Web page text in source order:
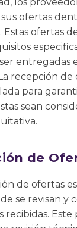
ofertas
Estas ofertas
entregadas
recepción de
para
sean
de
de ofertas
se revisan y
recibidas.